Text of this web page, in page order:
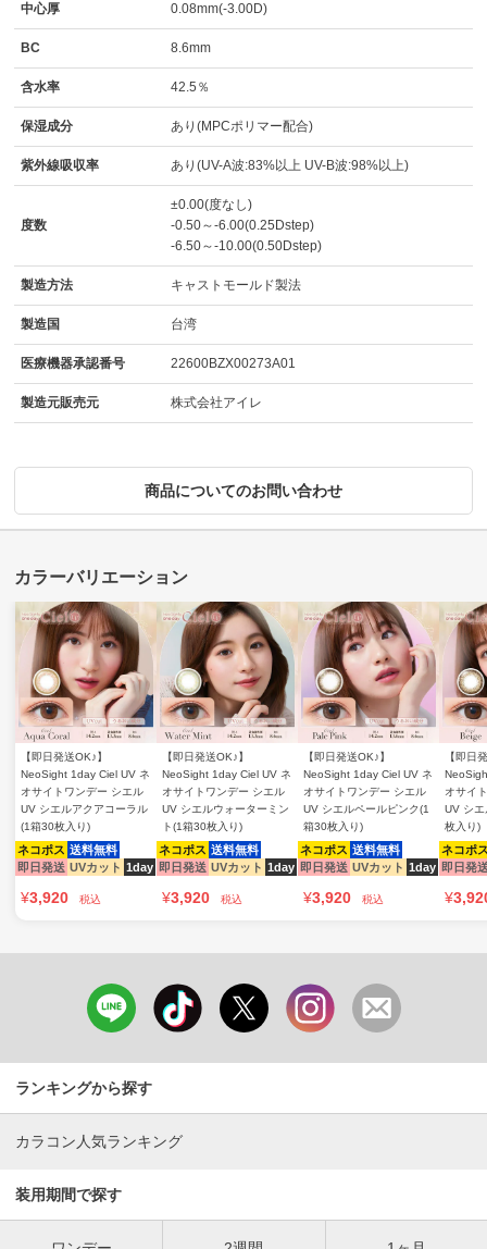
中心厚 0.08mm(-3.00D)
BC 8.6mm
含水率 42.5％
保湿成分 あり(MPCポリマー配合)
紫外線吸収率 あり(UV-A波:83%以上 UV-B波:98%以上)
度数
±0.00(度なし)
-0.50～-6.00(0.25Dstep)
-6.50～-10.00(0.50Dstep)
製造方法 キャストモールド製法
製造国 台湾
医療機器承認番号 22600BZX00273A01
製造元販売元 株式会社アイレ
商品についてのお問い合わせ
【即日発送OK♪】
NeoSight 1day Ciel UV ネ
オサイトワンデー シエル
UV シエルアクアコーラル
(1箱30枚入り)
ネコポス 送料無料
即日発送 UVカット 1day
¥3,920 税込
【即日発送OK♪】
NeoSight 1day Ciel UV ネ
オサイトワンデー シエル
UV シエルウォーターミン
ト(1箱30枚入り)
ネコポス 送料無料
即日発送 UVカット 1day
¥3,920 税込
【即日発送OK♪】
NeoSight 1day Ciel UV ネ
オサイトワンデー シエル
UV シエルペールピンク(1
箱30枚入り)
ネコポス 送料無料
即日発送 UVカット 1day
¥3,920 税込
【即日
オサイ
UV シ
枚入り)
ネコポ
即日発
¥
ランキングから探す
カラコン人気ランキング
装用期間で探す